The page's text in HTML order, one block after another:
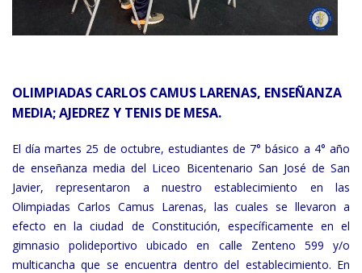
OLIMPIADAS CARLOS CAMUS LARENAS, ENSEÑANZA
MEDIA; AJEDREZ Y TENIS DE MESA.
El día martes 25 de octubre, estudiantes de 7° básico a 4° año
de enseñanza media del Liceo Bicentenario San José de San
Javier, representaron a nuestro establecimiento en las
Olimpiadas Carlos Camus Larenas, las cuales se llevaron a
efecto en la ciudad de Constitución, específicamente en el
gimnasio polideportivo ubicado en calle Zenteno 599 y/o
multicancha que se encuentra dentro del establecimiento. En